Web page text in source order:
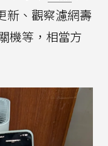
新、觀察濾網壽
機等，相當方